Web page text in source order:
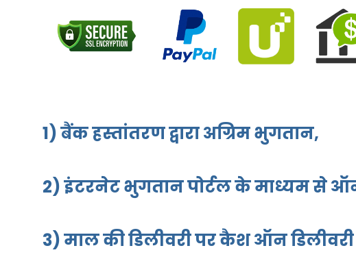
1) बैंक हस्तांतरण द्वारा अग्रिम भुगतान,
2) इंटरनेट भुगतान पोर्टल के माध्यम से
3) माल की डिलीवरी पर कैश ऑन डिलीवरी